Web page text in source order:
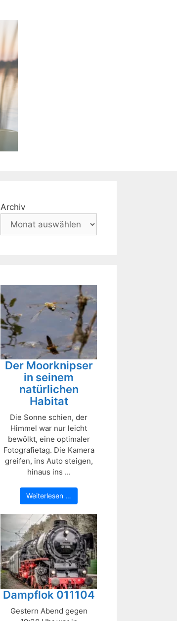
Archiv
Der Moorknipser
in seinem
natürlichen
Habitat
Die Sonne schien, der
Himmel war nur leicht
bewölkt, eine optimaler
Fotografietag. Die Kamera
greifen, ins Auto steigen,
hinaus ins ...
Weiterlesen …
Dampflok 011104
Gestern Abend gegen